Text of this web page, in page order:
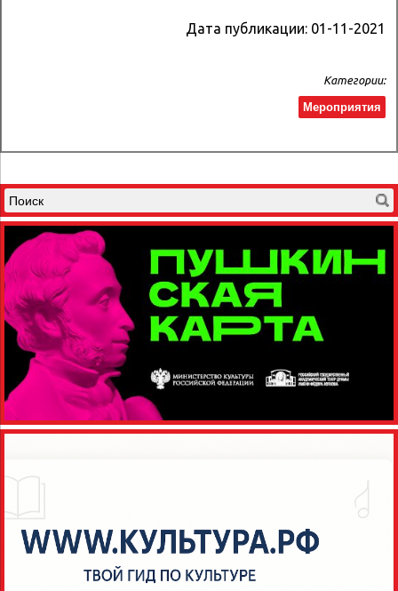
Дата публикации: 01-11-2021
Категории:
Мероприятия